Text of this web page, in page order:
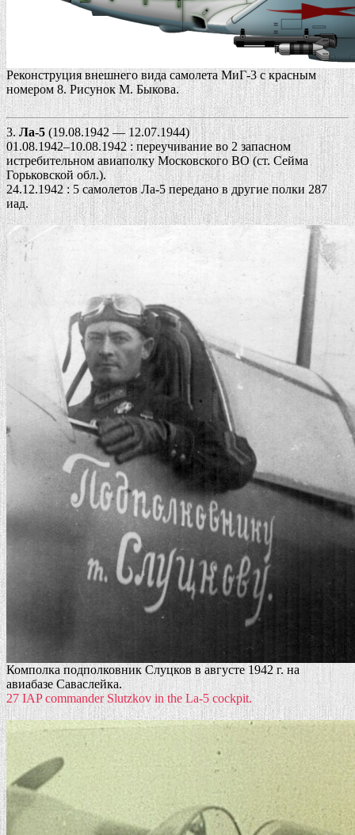
Реконструция внешнего вида самолета МиГ-3 с красным
номером 8. Рисунок М. Быкова.
3. Ла-5 (19.08.1942 — 12.07.1944)
01.08.1942–10.08.1942 : переучивание во 2 запасном
истребительном авиаполку Московского ВО (ст. Сейма
Горьковской обл.).
24.12.1942 : 5 самолетов Ла-5 передано в другие полки 287
иад.
Комполка подполковник Слуцков в августе 1942 г. на
авиабазе Саваслейка.
27 IAP commander Slutzkov in the La-5 cockpit.